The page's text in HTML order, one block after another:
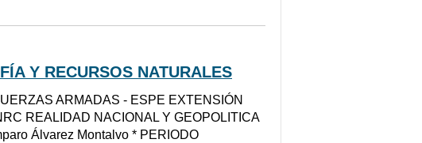
Y RECURSOS NATURALES
ARMADAS - ESPE EXTENSIÓN
REALIDAD NACIONAL Y GEOPOLITICA
Álvarez Montalvo * PERIODO